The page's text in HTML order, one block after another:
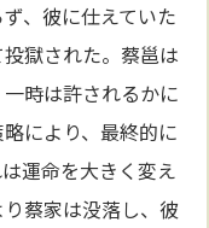
、彼に仕えていた
獄された。蔡邕は
時は許されるかに
により、最終的に
運命を大きく変え
り蔡家は没落し、彼